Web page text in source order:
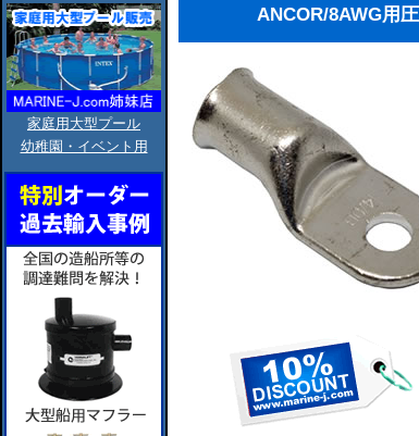
家庭用大型プール
幼稚園・イベント用
ANCOR/8AWG用